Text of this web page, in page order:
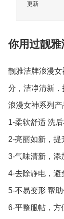
更新
你用过靓雅
靓雅洁牌浪漫
分，洁净清新，
浪漫女神系列
1-柔软舒适 洗
2-亮丽如新，提
3-气味清新，添
4-去除静电，避
5-不易变形 帮
6-平整服帖，方